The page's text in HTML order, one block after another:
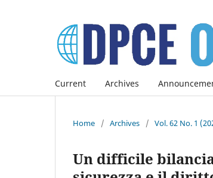
Current Archives
Home / Archives / Vol. 62 No. 1
Un difficile